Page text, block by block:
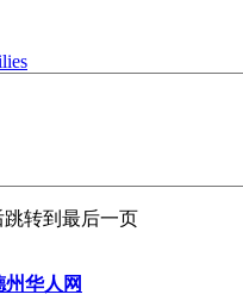
跳转到最后一页
州华人网